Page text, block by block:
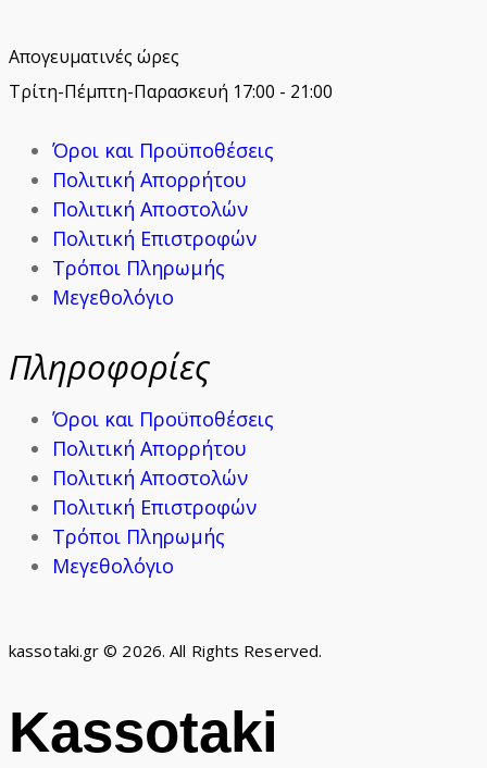
Απογευματινές ώρες
Τρίτη-Πέμπτη-Παρασκευή 17:00 - 21:00
Όροι και Προϋποθέσεις
Πολιτική Απορρήτου
Πολιτική Αποστολών
Πολιτική Επιστροφών
Τρόποι Πληρωμής
Μεγεθολόγιο
Πληροφορίες
Όροι και Προϋποθέσεις
Πολιτική Απορρήτου
Πολιτική Αποστολών
Πολιτική Επιστροφών
Τρόποι Πληρωμής
Μεγεθολόγιο
kassotaki.gr © 2026. All Rights Reserved.
Kassotaki